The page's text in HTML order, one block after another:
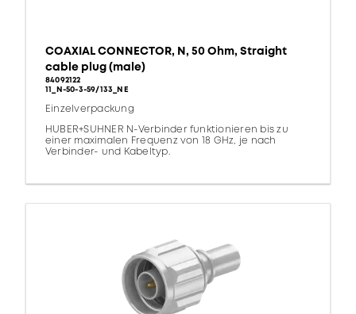
COAXIAL CONNECTOR, N, 50 Ohm, Straight
cable plug (male)
84092122
11_N-50-3-59/133_NE
Einzelverpackung
HUBER+SUHNER N-Verbinder funktionieren bis zu
einer maximalen Frequenz von 18 GHz, je nach
Verbinder- und Kabeltyp.